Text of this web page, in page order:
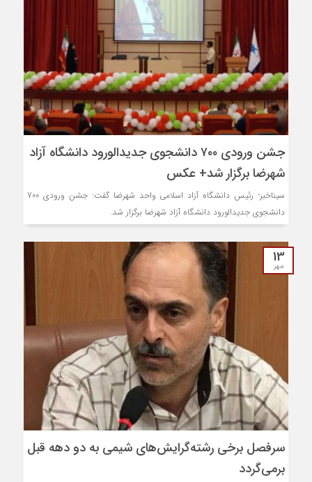
جشن ورودی ۷۰۰ دانشجوی جدیدالورود دانشگاه آزاد
شهرضا برگزار شد+ عکس
سیناخبر- رئیس دانشگاه آزاد اسلامی واحد شهرضا گفت: جشن ورودی 700
دانشجوی جدیدالورود دانشگاه آزاد شهرضا برگزار شد.
13
مهر
سرفصل برخی رشته‌گرایش‌های شیمی به دو دهه قبل
برمی‌گردد